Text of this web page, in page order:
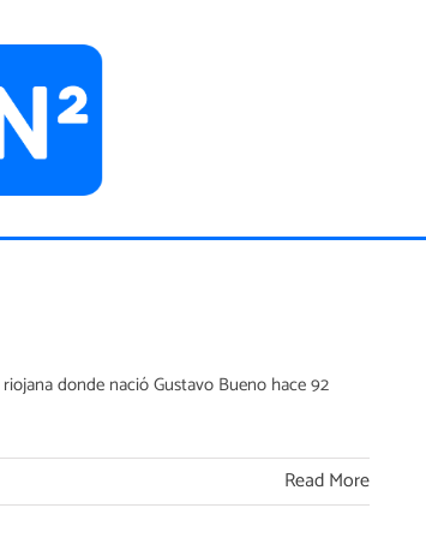
donde nació Gustavo Bueno hace 92
Read More